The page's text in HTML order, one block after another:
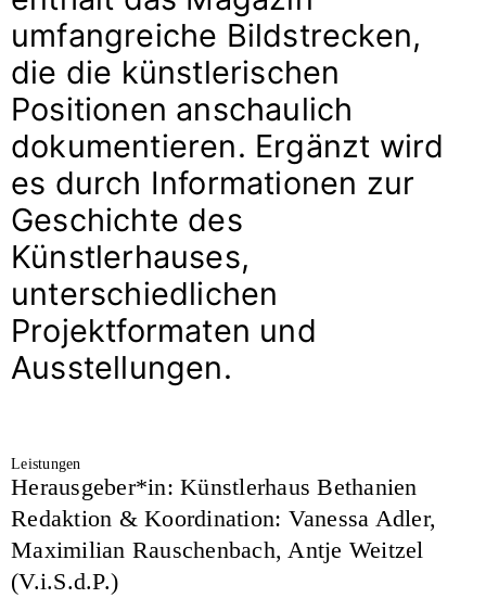
umfangreiche Bildstrecken,
die die künstlerischen
Positionen anschaulich
dokumentieren. Ergänzt wird
es durch Informationen zur
Geschichte des
Künstlerhauses,
unterschiedlichen
Projektformaten und
Ausstellungen.
Leistungen
Herausgeber*in: Künstlerhaus Bethanien
Redaktion & Koordination: Vanessa Adler,
Maximilian Rauschenbach, Antje Weitzel
(V.i.S.d.P.)